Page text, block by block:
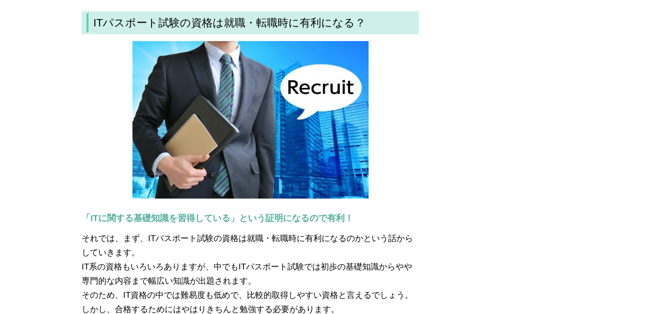
ITパスポート試験の資格は就職・転職時に有利になる？
「ITに関する基礎知識を習得している」という証明になるので有利！
それでは、まず、ITパスポート試験の資格は就職・転職時に有利になるのかという話から
していきます。
IT系の資格もいろいろありますが、中でもITパスポート試験では初歩の基礎知識からやや
専門的な内容まで幅広い知識が出題されます。
そのため、IT資格の中では難易度も低めで、比較的取得しやすい資格と言えるでしょう。
しかし、合格するためにはやはりきちんと勉強する必要があります。